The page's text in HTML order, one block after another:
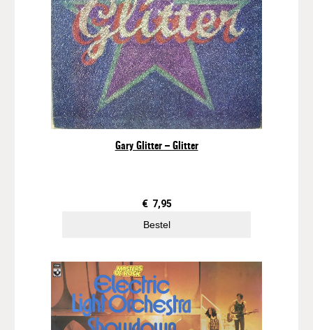
a
n
t
a
l
Gary Glitter – Glitter
€ 7,95
Bestel